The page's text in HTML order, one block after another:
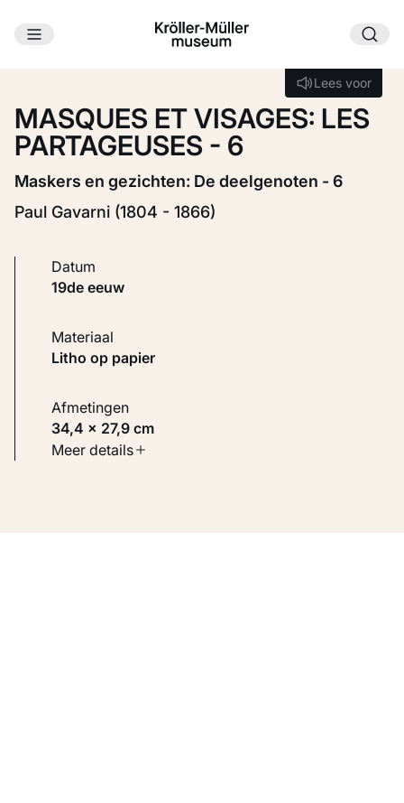
Ga naar hoofdinhoud
Lees voor
Lees voor
MASQUES ET VISAGES: LES
PARTAGEUSES - 6
Maskers en gezichten: De deelgenoten - 6
Paul Gavarni (1804 - 1866)
Datum
19de eeuw
Materiaal
Litho op papier
Afmetingen
34,4 × 27,9 cm
Soort werk
Meer details